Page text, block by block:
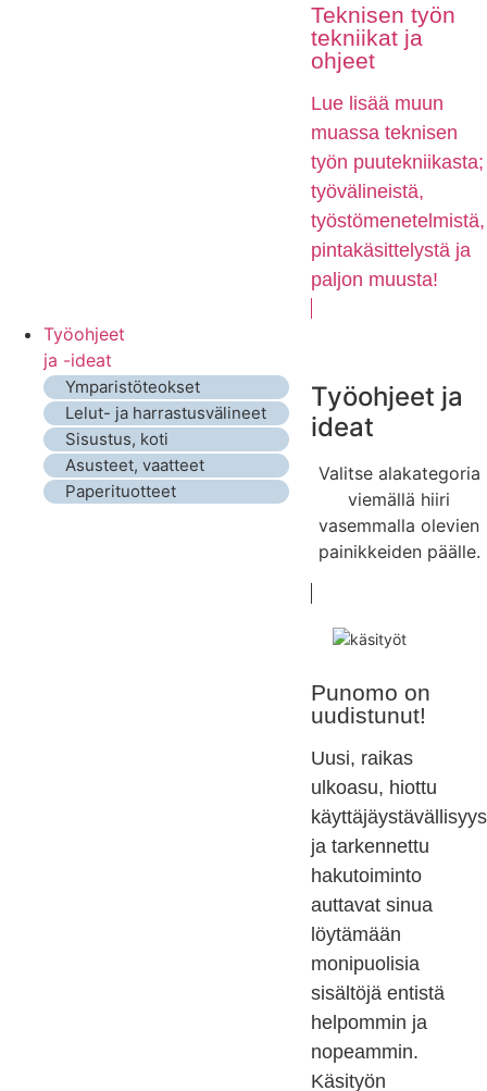
Teknisen työn
tekniikat ja
ohjeet
Lue lisää muun
muassa teknisen
työn puutekniikasta;
työvälineistä,
työstömenetelmistä,
pintakäsittelystä ja
paljon muusta!
Työohjeet
ja -ideat
Ymparistöteokset
Lelut- ja harrastusvälineet
Sisustus, koti
Asusteet, vaatteet
Paperituotteet
Työohjeet ja
ideat
Valitse alakategoria
viemällä hiiri
vasemmalla olevien
painikkeiden päälle.
Punomo on
uudistunut!
Uusi, raikas
ulkoasu, hiottu
käyttäjäystävällisyys
ja tarkennettu
hakutoiminto
auttavat sinua
löytämään
monipuolisia
sisältöjä entistä
helpommin ja
nopeammin.
Käsityön